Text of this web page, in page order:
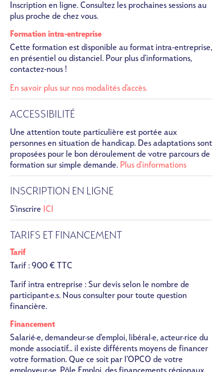
Inscription en ligne. Consultez les prochaines sessions au
plus proche de chez vous.
Formation intra-entreprise
Cette formation est disponible au format intra-entreprise,
en présentiel ou distanciel. Pour plus d'informations,
contactez-nous !
En savoir plus sur nos modalités d'accès.
ACCESSIBILITÉ
Une attention toute particulière est portée aux
personnes en situation de handicap. Des adaptations sont
proposées pour le bon déroulement de votre parcours de
formation sur simple demande. Plus d'informations
INSCRIPTION EN LIGNE
S'inscrire ICI
TARIFS ET FINANCEMENT
Tarif
Tarif : 900 € TTC
Tarif intra entreprise : Sur devis selon le nombre de
participant·e.s. Nous consulter pour toute question
financière.
Financement
Salarié·e, demandeur·se d’emploi, libéral·e, acteur·rice du
monde associatif... il existe différents moyens de financer
votre formation. Que ce soit par l’OPCO de votre